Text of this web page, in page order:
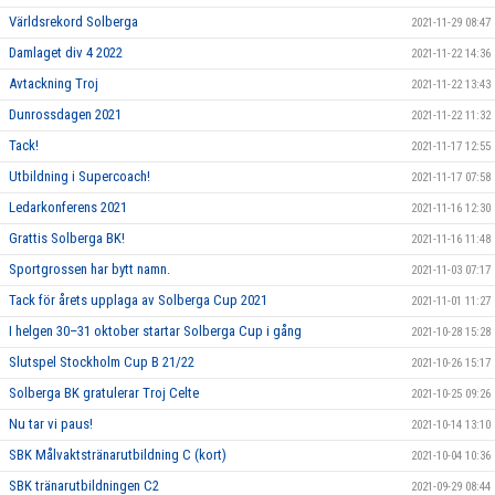
Världsrekord Solberga 2021-11-29 08:47
Damlaget div 4 2022 2021-11-22 14:36
Avtackning Troj 2021-11-22 13:43
Dunrossdagen 2021 2021-11-22 11:32
Tack! 2021-11-17 12:55
Utbildning i Supercoach! 2021-11-17 07:58
Ledarkonferens 2021 2021-11-16 12:30
Grattis Solberga BK! 2021-11-16 11:48
Sportgrossen har bytt namn. 2021-11-03 07:17
Tack för årets upplaga av Solberga Cup 2021 2021-11-01 11:27
I helgen 30–31 oktober startar Solberga Cup i gång 2021-10-28 15:28
Slutspel Stockholm Cup B 21/22 2021-10-26 15:17
Solberga BK gratulerar Troj Celte 2021-10-25 09:26
Nu tar vi paus! 2021-10-14 13:10
SBK Målvaktstränarutbildning C (kort) 2021-10-04 10:36
SBK tränarutbildningen C2 2021-09-29 08:44